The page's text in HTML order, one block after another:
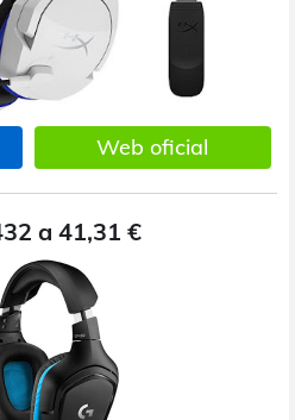
Web oficial
a 41,31 €